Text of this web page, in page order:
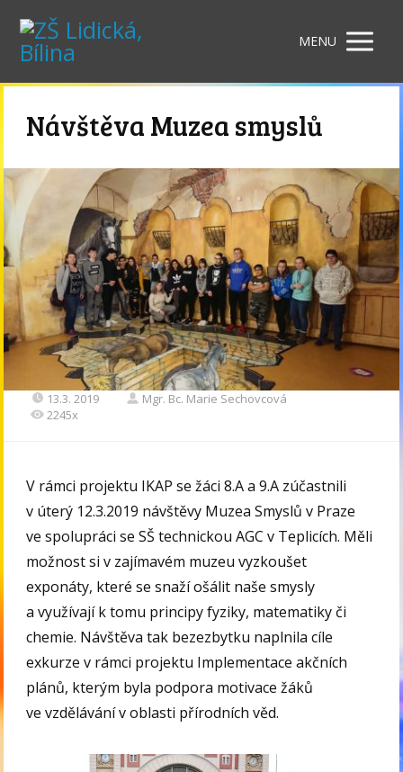
MENU
Návštěva Muzea smyslů
13.3. 2019
Mgr. Bc. Marie Sechovcová
2245x
V rámci projektu IKAP se žáci 8.A a 9.A zúčastnili
v úterý 12.3.2019 návštěvy Muzea Smyslů v Praze
ve spolupráci se SŠ technickou AGC v Teplicích. Měli
možnost si v zajímavém muzeu vyzkoušet
exponáty, které se snaží ošálit naše smysly
a využívají k tomu principy fyziky, matematiky či
chemie. Návštěva tak bezezbytku naplnila cíle
exkurze v rámci projektu Implementace akčních
plánů, kterým byla podpora motivace žáků
ve vzdělávání v oblasti přírodních věd.